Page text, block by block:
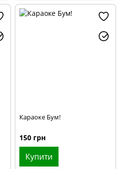
Караоке Бум!
150 грн
Купити